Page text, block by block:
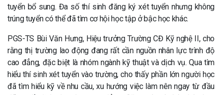
tuyển bổ sung. Đa số thí sinh đăng ký xét tuyển nhưng không
trúng tuyển có thể đã tìm cơ hội học tập ở bậc học khác.
PGS-TS Bùi Văn Hưng, Hiệu trưởng Trường CĐ Kỹ nghệ II, cho
rằng thị trường lao động đang rất cần nguồn nhân lực trình độ
cao đẳng, đặc biệt là nhóm ngành kỹ thuật và dịch vụ. Qua tìm
hiểu thí sinh xét tuyển vào trường, cho thấy phần lớn người học
đã tìm hiểu kỹ về nhu cầu, xu hướng việc làm nên ngay từ đầu